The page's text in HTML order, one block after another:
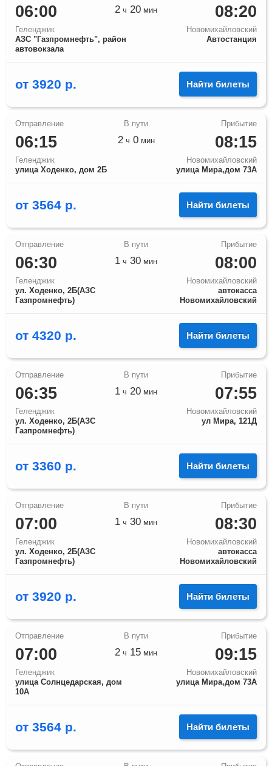
06:00
Геленджик
АЗС "Газпромнефть", район
автовокзала
08:20
Новомихайловский
Автостанция
2 ч 20 мин
от 3920 р. Найти билеты
06:15
Геленджик
улица Ходенко, дом 2Б
08:15
Новомихайловский
улица Мира,дом 73А
2ч 0мин
от 3564 р. Найти билеты
06:30
Геленджик
ул. Ходенко, 2Б(АЗС
Газпромнефть)
08:00
Новомихайловский
автокасса
Новомихайловский
1 ч 30 мин
от 4320 р. Найти билеты
06:35
Геленджик
ул. Ходенко, 2Б(АЗС
Газпромнефть)
07:55
Новомихайловский
ул Мира, 121Д
1 ч 20 мин
от 3360 р. Найти билеты
07:00
Геленджик
ул. Ходенко, 2Б(АЗС
Газпромнефть)
08:30
Новомихайловский
автокасса
Новомихайловский
1 ч 30 мин
от 3920 р. Найти билеты
07:00
Геленджик
улица Солнцедарская, дом
10А
09:15
Новомихайловский
улица Мира,дом 73А
2 ч 15 мин
от 3564 р. Найти билеты